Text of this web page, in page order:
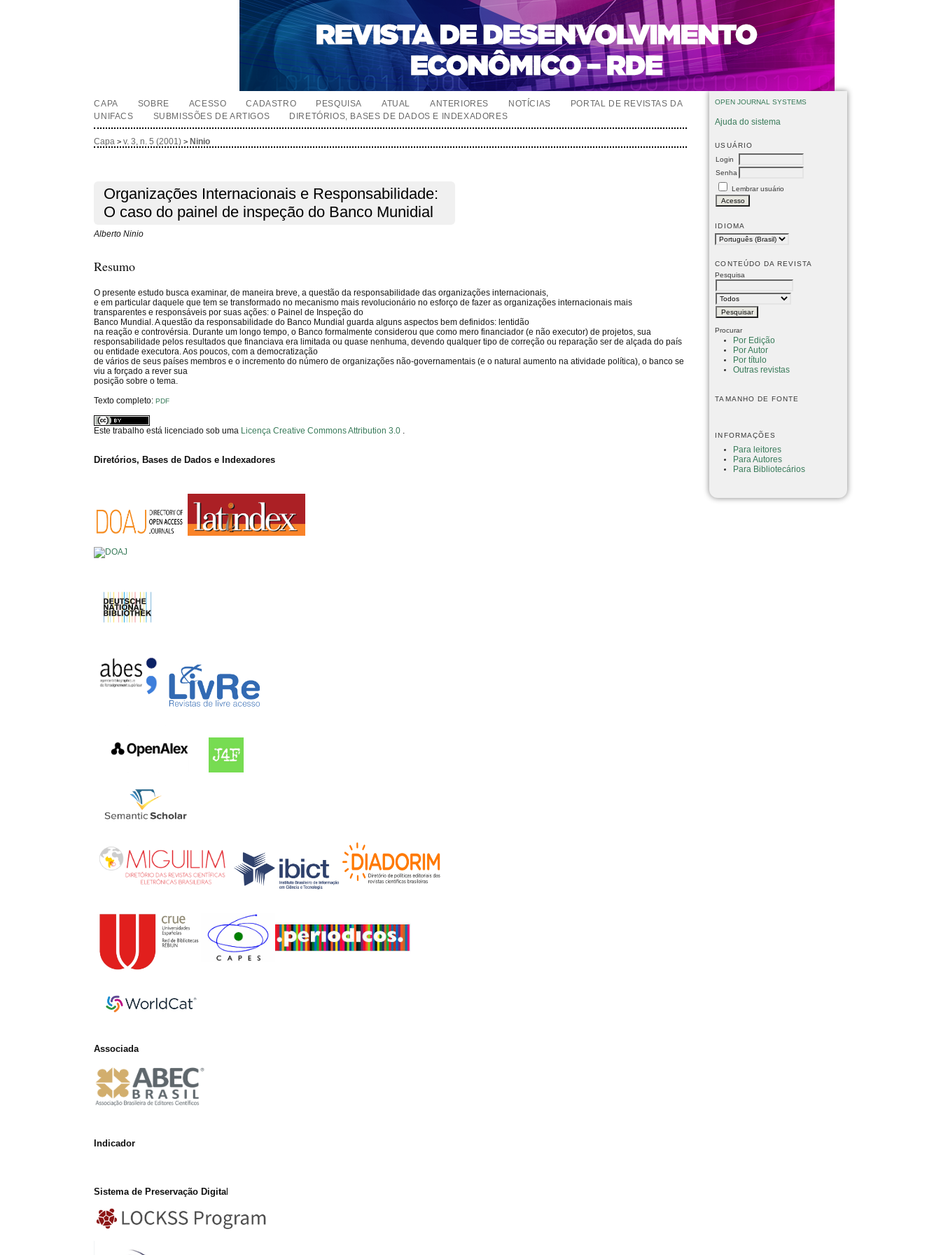
OPEN JOURNAL SYSTEMS
Ajuda do sistema
USUÁRIO
Login
Senha
Lembrar usuário
IDIOMA
CONTEÚDO DA REVISTA
Pesquisa
Procurar
Por Edição
Por Autor
Por título
Outras revistas
TAMANHO DE FONTE
INFORMAÇÕES
Para leitores
Para Autores
Para Bibliotecários
CAPA SOBRE ACESSO CADASTRO PESQUISA ATUAL ANTERIORES NOTÍCIAS
PORTAL DE REVISTAS DA
UNIFACS
SUBMISSÕES DE ARTIGOS DIRETÓRIOS, BASES DE DADOS E INDEXADORES
Capa >v. 3, n. 5 (2001) > Ninio
Organizações Internacionais e Responsabilidade:
O caso do painel de inspeção do Banco Munidial
Alberto Ninio
Resumo
O presente estudo busca examinar, de maneira breve, a questão da responsabilidade das organizações internacionais,
e em particular daquele que tem se transformado no mecanismo mais revolucionário no esforço de fazer as organizações internacionais mais
transparentes e responsáveis por suas ações: o Painel de Inspeção do
Banco Mundial. A questão da responsabilidade do Banco Mundial guarda alguns aspectos bem definidos: lentidão
na reação e controvérsia. Durante um longo tempo, o Banco formalmente considerou que como mero financiador (e não executor) de projetos, sua
responsabilidade pelos resultados que financiava era limitada ou quase nenhuma, devendo qualquer tipo de correção ou reparação ser de alçada do país
ou entidade executora. Aos poucos, com a democratização
de vários de seus países membros e o incremento do número de organizações não-governamentais (e o natural aumento na atividade política), o banco se
viu a forçado a rever sua
posição sobre o tema.
Texto completo:PDF
Este trabalho está licenciado sob uma Licença Creative Commons Attribution 3.0
Diretórios, Bases de Dados e Indexadores
Associada
Indicador
Sistema de Preservação Digital